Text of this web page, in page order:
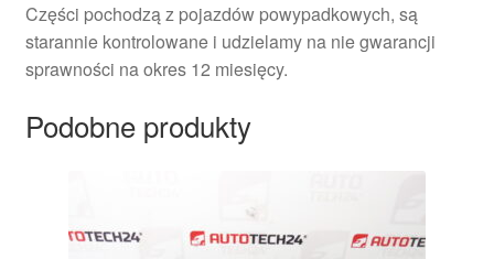
Części pochodzą z pojazdów powypadkowych, są
starannie kontrolowane i udzielamy na nie gwarancji
sprawności na okres 12 miesięcy.
Podobne produkty